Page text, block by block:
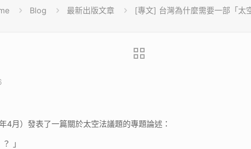
Blog 最新出版文章 [專文] 台灣為什麼需要一部「太
月）發表了一篇關於太空法議題的專題論述：
」